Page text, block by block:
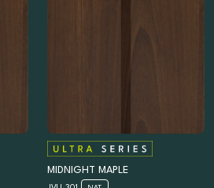
MIDNIGHT MAPLE